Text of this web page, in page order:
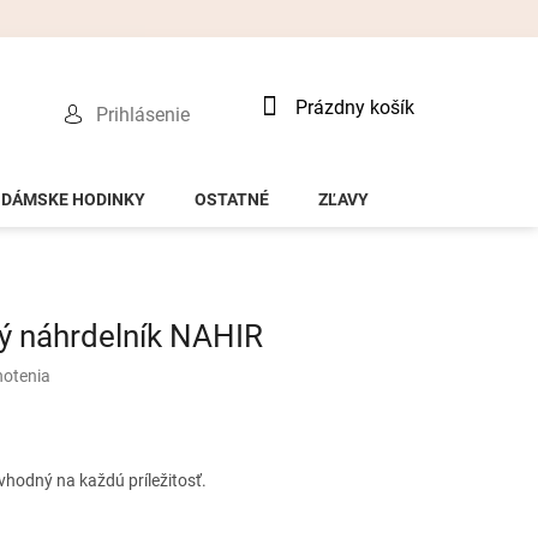
Prihlásenie
Nákupný
Prázdny košík
DÁMSKE HODINKY OSTATNÉ ZĽAVY
náhrdelník NAHIR
na každú príležitosť.